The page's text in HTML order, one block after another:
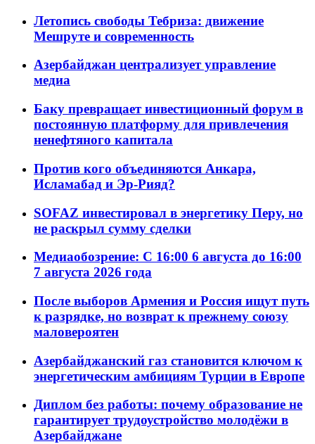
Летопись свободы Тебриза: движение
Мешруте и современность
Азербайджан централизует управление
медиа
Баку превращает инвестиционный форум в
постоянную платформу для привлечения
ненефтяного капитала
Против кого объединяются Анкара,
Исламабад и Эр-Рияд?
SOFAZ инвестировал в энергетику Перу, но
не раскрыл сумму сделки
Медиаобозрение: С 16:00 6 августа до 16:00
7 августа 2026 года
После выборов Армения и Россия ищут путь
к разрядке, но возврат к прежнему союзу
маловероятен
Азербайджанский газ становится ключом к
энергетическим амбициям Турции в Европе
Диплом без работы: почему образование не
гарантирует трудоустройство молодёжи в
Азербайджане